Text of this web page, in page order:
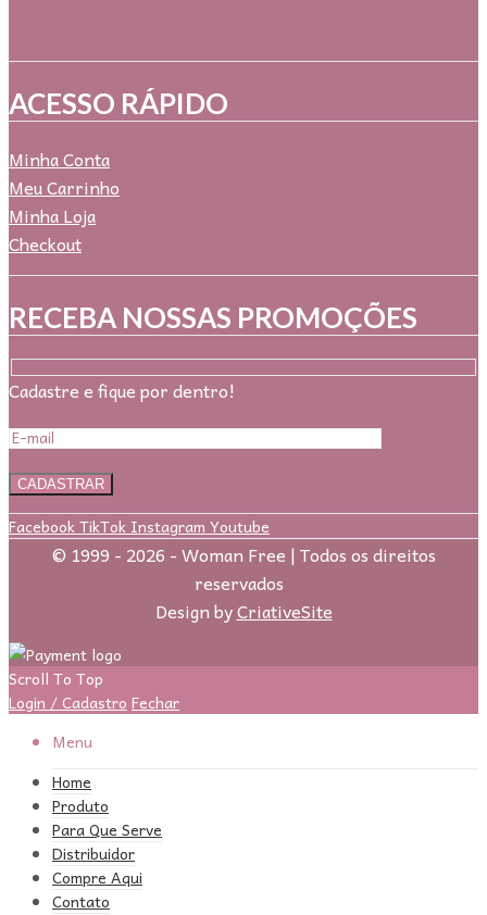
ACESSO RÁPIDO
Minha Conta
Meu Carrinho
Minha Loja
Checkout
RECEBA NOSSAS PROMOÇÕES
Cadastre e fique por dentro!
FacebookTikTok Instagram Youtube
© 1999 - 2026 - Woman Free | Todos os direitos
reservados
Design byCriativeSite
Scroll To Top
Login / Cadastro Fechar
Menu
Home
Produto
Para Que Serve
Distribuidor
Compre Aqui
Contato